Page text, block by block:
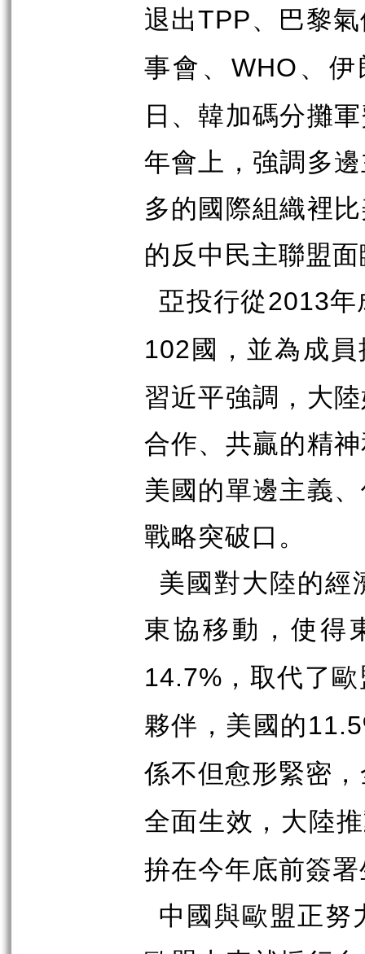
退出TPP、巴黎
事會、WHO 、
日、韓加碼分攤
年會上，強調多
多的國際組織裡
的反中民主聯盟
亞投行從2013年
102國，並為成
習近平強調，大
合作、共贏的精
美國的單邊主義
戰略突破口。
美國對大陸的經
東協移動，使得
14.7% ，取代了
夥伴，美國的
係不但愈形緊密
全面生效，大陸
拚在今年底前簽
中國與歐盟正努